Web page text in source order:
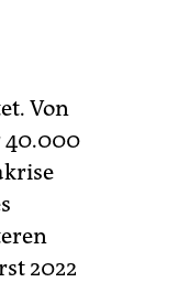
Von
40.000
2022